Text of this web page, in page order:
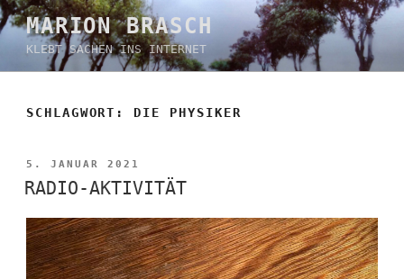
Zum
Inhalt
springen
MARION BRASCH
KLEBT SACHEN INS INTERNET
SCHLAGWORT: DIE PHYSIKER
VERÖFFENTLICHT
AM
5. JANUAR 2021
RADIO-AKTIVITÄT